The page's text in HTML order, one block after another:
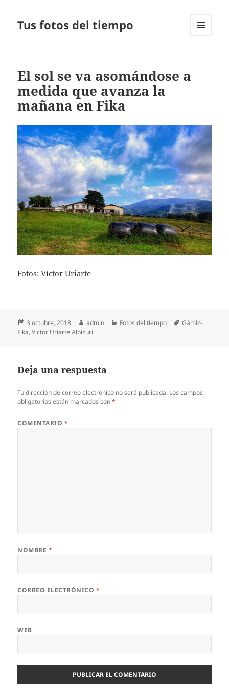
Tus fotos del tiempo
El sol se va asomándose a
medida que avanza la
mañana en Fika
Fotos: Víctor Uriarte
Publicado
el
3 octubre, 2018 Autor
admin Categorías
Fotos del tiempo Etiquetas
Gámiz-
Fika,Victor Uriarte Albizuri
Deja una respuesta
Tu dirección de correo electrónico no será publicada. Los campos
obligatorios están marcados con*
COMENTARIO *
NOMBRE *
CORREO ELECTRÓNICO *
WEB